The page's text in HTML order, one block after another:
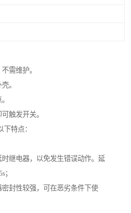
需维护。
。
触发开关。
特点：
时继电器，以免发生错误动作。延
；
密封性较强，可在恶劣条件下使